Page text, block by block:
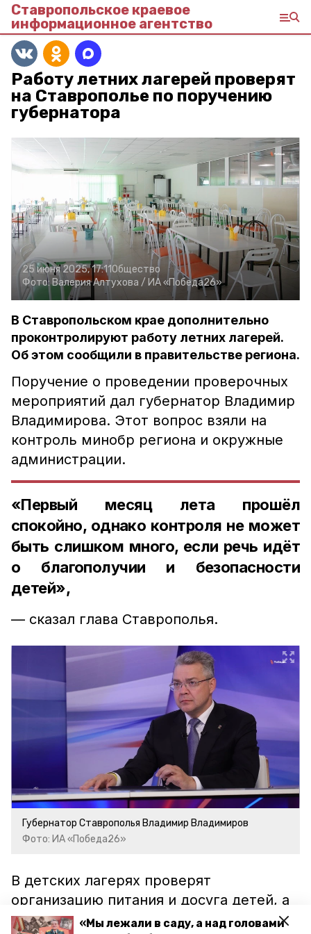
«Мы лежали в саду, а над головами
Ставропольское краевое
информационное агентство
Работу летних лагерей проверят
на Ставрополье по поручению
губернатора
25 июня 2025, 17:11Общество
Фото:Валерия Алтухова / ИА «Победа26»
В Ставропольском крае дополнительно
проконтролируют работу летних лагерей.
Об этом сообщили в правительстве региона.
Поручение о проведении проверочных
мероприятий дал губернатор Владимир
Владимирова. Этот вопрос взяли на
контроль минобр региона и окружные
администрации.
«Первый месяц лета прошёл
спокойно, однако контроля не может
быть слишком много, если речь идёт
о благополучии и безопасности
детей»,
— сказал глава Ставрополья.
Губернатор Ставрополья Владимир Владимиров
Фото: ИА «Победа26»
В детских лагерях проверят
организацию питания и досуга детей, а
также соблюдение мер безопасности.